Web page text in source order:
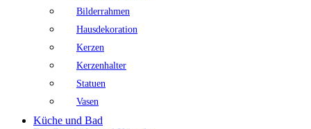
Bilderrahmen
Hausdekoration
Kerzen
Kerzenhalter
Statuen
Vasen
Küche und Bad